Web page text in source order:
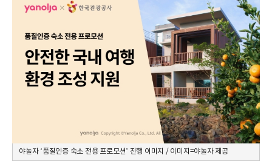
야놀자 ‘품질인증 숙소 전용 프로모션’ 진행 이미지 / 이미지=야놀자 제공